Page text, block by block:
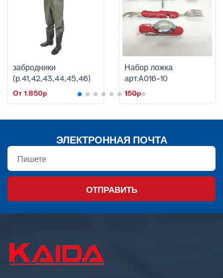
забродники
(р.41,42,43,44,45,46)
От 1.850p
Набор ложка
арт:A016-10
150p
ЭЛЕКТРОННАЯ ПОЧТА
ОТПРАВИТЬ